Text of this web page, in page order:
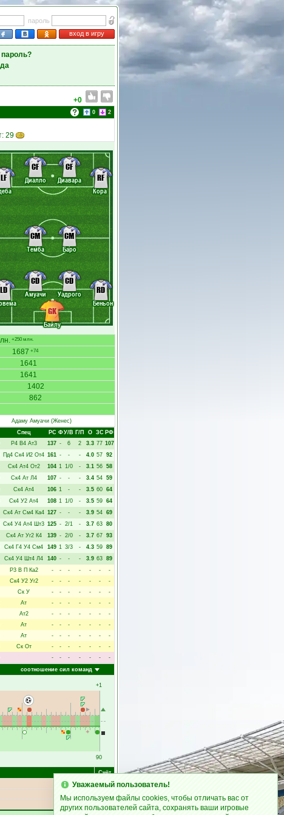
пароль
вход в игру
+0
0 2
29
Байлу
Амуачи
Уадрого
Беньон
Темба Баро
Диалло
Диавара
Кора
GK
LD
CD
CD
RD
CM CM
LF
CF
CF
RF
+250 млн.
1687 +74
1641
1641
1402
862
Адаму Амуачи (Женес)
Спец РC ФУ/В Г/П О ЗС РФ
Р4 В4 Ат3 137 - 6 2 3.3 77 107
Пд4 Ск4 И2 От4 161 - - - 4.0 57 92
Ск4 Ат4 От2 104 1 1/0 - 3.1 56 58
Ск4 Ат Л4 107 - - - 3.4 54 59
Ск4 Ат4 106 1 - - 3.5 60 64
Ск4 У2 Ат4 108 1 1/0 - 3.5 59 64
Ск4 Ат См4 Ка4 127 - - - 3.9 54 69
Ск4 У4 Ат4 Шт3 125 - 2/1 - 3.7 63 80
Ск4 Ат Уг2 К4 139 - 2/0 - 3.7 67 93
Ск4 Г4 У4 См4 149 1 3/3 - 4.3 59 89
Ск4 У4 Шт4 Л4 140 - - - 3.9 63 89
Р3 В П Ка2 - - - - - -
-
Ск4 У2 Уг2 - - - - - -
-
Ск У - - - - - -
-
Ат - - - - - -
-
Ат2 - - - - - -
-
Ат - - - - - -
-
Ат - - - - - -
-
Ск От - - - - - -
-
- - - - - -
-
соотношение сил команд
+1
90
Счёт
Уважаемый пользователь!
Мы используем файлы cookies, чтобы отличать вас от
других пользователей сайта, сохранять ваши игровые